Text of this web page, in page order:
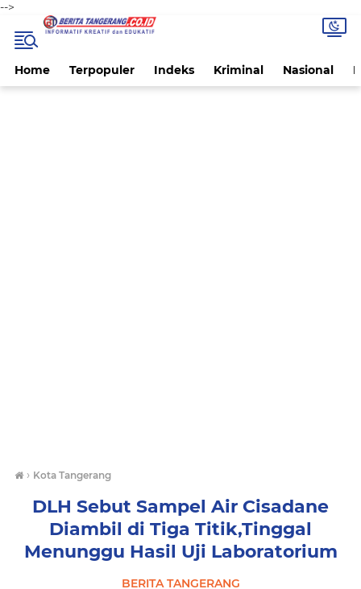
-->
Home Terpopuler Indeks Kriminal Nasional
› Kota Tangerang
DLH Sebut Sampel Air Cisadane
Diambil di Tiga Titik,Tinggal
Menunggu Hasil Uji Laboratorium
BERITA TANGERANG